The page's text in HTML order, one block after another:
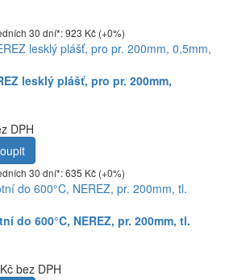
30 dní*: 923 Kč (+0%)
lesklý plášť, pro pr. 200mm,
DPH
30 dní*: 635 Kč (+0%)
do 600°C, NEREZ, pr. 200mm, tl.
bez DPH